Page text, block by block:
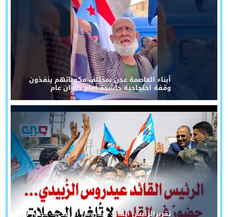
أبناء العاصمة عدن بمختلف مكوناتهم ينفذون
وقفة احتجاجية حاشدة أمام ديوان عام
تقريرالرئيس القائد عيدروس الزُبيدي... حضورٌ في